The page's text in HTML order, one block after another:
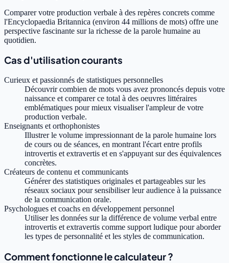
Comparer votre production verbale à des repères concrets comme
l'Encyclopaedia Britannica (environ 44 millions de mots) offre une
perspective fascinante sur la richesse de la parole humaine au
quotidien.
Cas d'utilisation courants
Curieux et passionnés de statistiques personnelles
Découvrir combien de mots vous avez prononcés depuis votre
naissance et comparer ce total à des oeuvres littéraires
emblématiques pour mieux visualiser l'ampleur de votre
production verbale.
Enseignants et orthophonistes
Illustrer le volume impressionnant de la parole humaine lors
de cours ou de séances, en montrant l'écart entre profils
introvertis et extravertis et en s'appuyant sur des équivalences
concrètes.
Créateurs de contenu et communicants
Générer des statistiques originales et partageables sur les
réseaux sociaux pour sensibiliser leur audience à la puissance
de la communication orale.
Psychologues et coachs en développement personnel
Utiliser les données sur la différence de volume verbal entre
introvertis et extravertis comme support ludique pour aborder
les types de personnalité et les styles de communication.
Comment fonctionne le calculateur ?